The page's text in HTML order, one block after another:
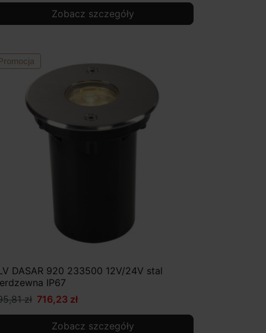
Zobacz szczegóły
DASAR 920 233500 12V/24V stal
IP67
zł 716,23 zł
Zobacz szczegóły